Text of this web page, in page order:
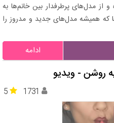
از مدل‌های پرطرفدار بین خانم‌ها به
که همیشه مدل‌های جدید و مدروز را
ادامه
روشن - ویدیو
5 1731